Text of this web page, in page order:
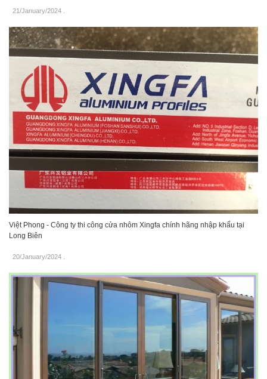
21/January/2024
Việt Phong - Công ty thi công cửa nhôm Xingfa chính hãng nhập khẩu tại
Long Biên
20/January/2024